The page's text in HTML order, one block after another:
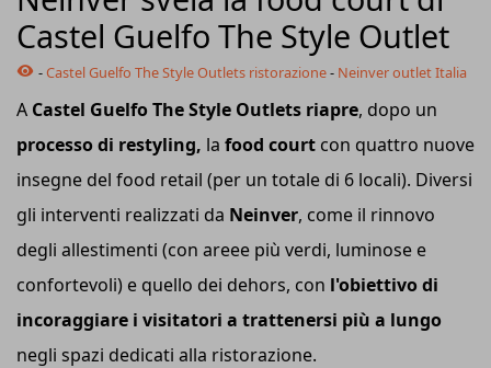
Castel Guelfo The Style Outlet
-Castel Guelfo The Style Outlets ristorazione- Neinver outlet Italia
A Castel Guelfo The Style Outlets riapre, dopo un
processo di restyling, la food court con quattro nuove
insegne del food retail (per un totale di 6 locali). Diversi
gli interventi realizzati da Neinver, come il rinnovo
degli allestimenti (con areee più verdi, luminose e
confortevoli) e quello dei dehors, con l'obiettivo di
incoraggiare i visitatori a trattenersi più a lungo
negli spazi dedicati alla ristorazione.